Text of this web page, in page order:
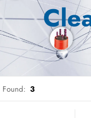
Found: 3